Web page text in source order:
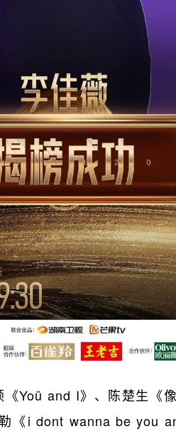
《Yoü and I》、陈楚生《
《i dont wanna be you